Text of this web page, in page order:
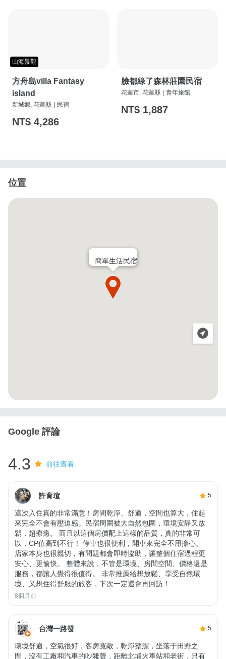
山海景觀
方舟島villa Fantasy
island
新城鄉, 花蓮縣 | 民宿
NT$ 4,286
臉都綠了森林莊園民宿
花蓮市, 花蓮縣 | 青年旅館
NT$ 1,887
位置
簡單生活民宿
Google 評論
4.3 前往查看
許育瑄 5
這次入住真的非常滿意！房間乾淨、舒適，空間也算大，住起
來完全不會有壓迫感。民宿周圍被大自然包圍，環境安靜又放
鬆，超療癒。 而且以這個房價配上這樣的品質，真的非常可
以，CP值高到不行！ 停車也很便利，開車來完全不用擔心。
店家本身也很親切，有問題都會即時協助，讓整個住宿過程更
安心、更愉快。 整體來說，不管是環境、房間空間、價格還是
服務，都讓人覺得很值得。 非常推薦給想放鬆、享受自然環
境、又想住得舒服的旅客，下次一定還會再回訪！
8個月前
台灣一路發 5
環境舒適，空氣很好，客房寬敞，乾淨整潔，坐落于田野之
間，沒有工廠和汽車的吵雜聲，距離北埔火車站和老街，只有